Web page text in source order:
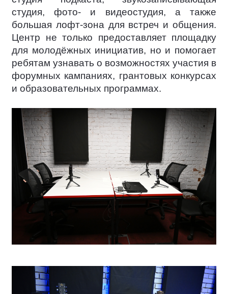
студия, фото- и видеостудия, а также
большая лофт-зона для встреч и общения.
Центр не только предоставляет площадку
для молодёжных инициатив, но и помогает
ребятам узнавать о возможностях участия в
форумных кампаниях, грантовых конкурсах
и образовательных программах.